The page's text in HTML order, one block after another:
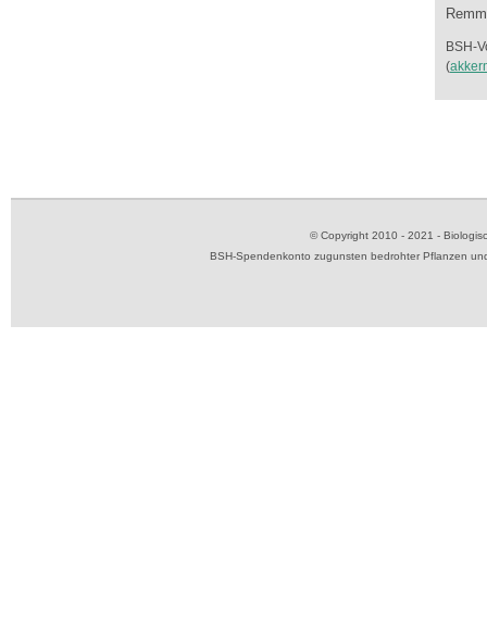
BSH-
(
© Copyright 2010 - 2021 -
BSH-Spendenkonto zugunsten bedrohter Pflanzen